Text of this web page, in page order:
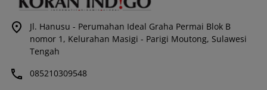
Jl. Hanusu - Perumahan Ideal Graha Permai Blok B
nomor 1, Kelurahan Masigi - Parigi Moutong, Sulawesi
Tengah
085210309548